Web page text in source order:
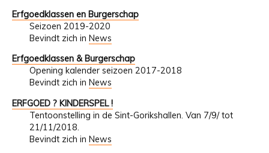
Erfgoedklassen en Burgerschap
Seizoen 2019-2020
Bevindt zich in News
Erfgoedklassen & Burgerschap
Opening kalender seizoen 2017-2018
Bevindt zich in News
ERFGOED ? KINDERSPEL !
Tentoonstelling in de Sint-Gorikshallen. Van 7/9/ tot
21/11/2018.
Bevindt zich in News